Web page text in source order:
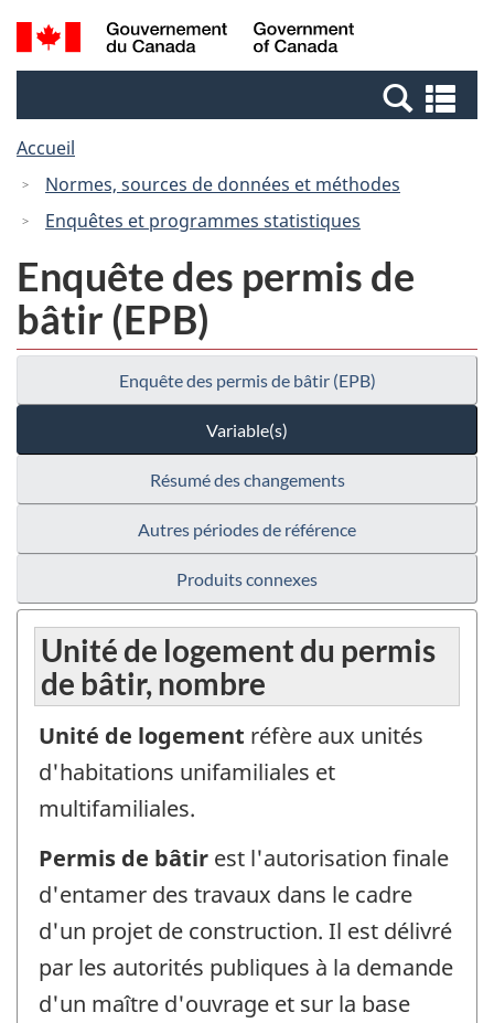
Passer
au
Passer
à
Canada
Recherche
et
et
Accueil
Normes, sources de données et méthodes
Enquêtes et programmes statistiques
Enquête des permis de
bâtir (EPB)
Enquête des permis de bâtir (EPB)
Variable(s)
Résumé des changements
Autres périodes de référence
Produits connexes
Unité de logement du permis
de bâtir, nombre
Unité de logement réfère aux unités
d'habitations unifamiliales et
multifamiliales.
Permis de bâtir est l'autorisation finale
d'entamer des travaux dans le cadre
d'un projet de construction. Il est délivré
par les autorités publiques à la demande
d'un maître d'ouvrage et sur la base